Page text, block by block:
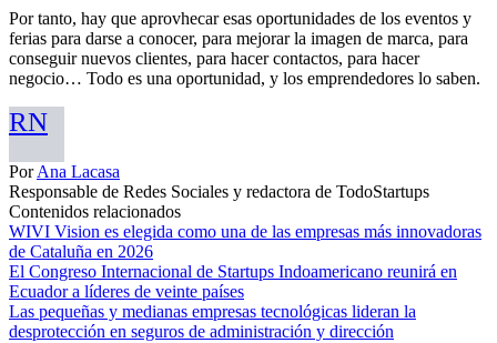
Por tanto, hay que aprovhecar esas oportunidades de los eventos y
ferias para darse a conocer, para mejorar la imagen de marca, para
conseguir nuevos clientes, para hacer contactos, para hacer
negocio… Todo es una oportunidad, y los emprendedores lo saben.
RN
PorAna Lacasa
Responsable de Redes Sociales y redactora de TodoStartups
Contenidos relacionados
WIVI Vision es elegida como una de las empresas más innovadoras
de Cataluña en 2026
El Congreso Internacional de Startups Indoamericano reunirá en
Ecuador a líderes de veinte países
Las pequeñas y medianas empresas tecnológicas lideran la
desprotección en seguros de administración y dirección